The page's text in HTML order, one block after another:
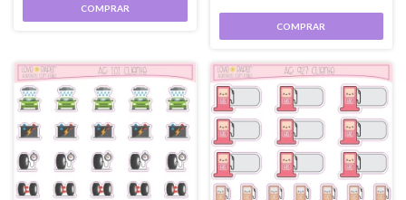
COMPRAR
COMPRAR